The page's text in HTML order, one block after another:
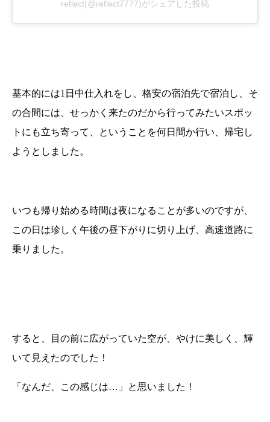
reflect(@reflect7777)がシェアした投稿
基本的には1日中仕入れをし、格安の宿泊先で宿泊し、そ
の合間には、せっかく来たのだから行ってみたいスポッ
トにも立ち寄って、ということを何日間か行い、帰宅し
ようとしました。
いつも帰り始める時間は夜になることが多いのですが、
この日は珍しく午後の昼下がりに切り上げ、高速道路に
乗りました。
すると、目の前に広がっていた空が、やけに美しく、輝
いて見えたのでした！
「なんだ、この感じは…」と思いました！